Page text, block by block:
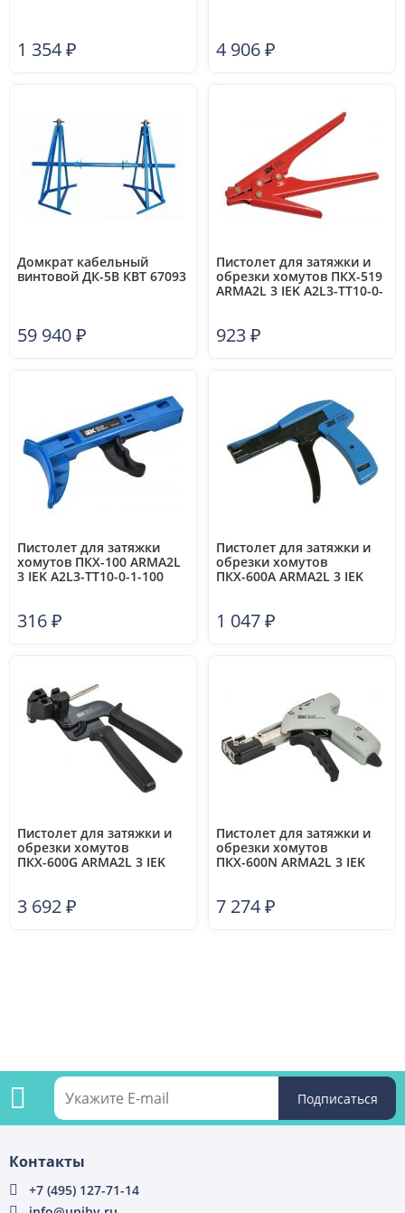
1 354₽ 4 906₽
Домкрат кабельный
винтовой ДК-5В КВТ 67093
59 940₽
Пистолет для затяжки и
обрезки хомутов ПКХ-519
ARMA2L 3 IEK A2L3-TT10-0-
923₽
Пистолет для затяжки
хомутов ПКХ-100 ARMA2L
3 IEK A2L3-TT10-0-1-100
316₽
Пистолет для затяжки и
обрезки хомутов
ПКХ-600A ARMA2L 3 IEK
1 047₽
Пистолет для затяжки и
обрезки хомутов
ПКХ-600G ARMA2L 3 IEK
3 692₽
Пистолет для затяжки и
обрезки хомутов
ПКХ-600N ARMA2L 3 IEK
7 274₽
Контакты
+7 (495) 127-71-14